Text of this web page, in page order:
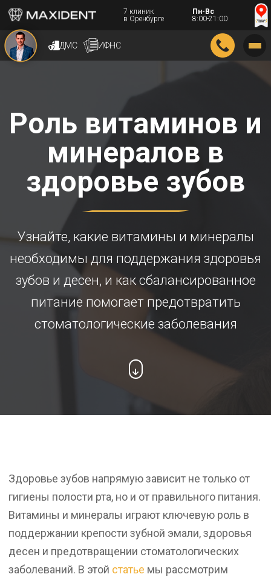
7 клиник
в Оренбурге
Пн-Вс
8:00-21:00
ИФНС
ДМС
Роль витаминов и
минералов в
здоровье зубов
Узнайте, какие витамины и минералы
необходимы для поддержания здоровья
зубов и десен, и как сбалансированное
питание помогает предотвратить
стоматологические заболевания
Здоровье зубов напрямую зависит не только от
гигиены полости рта, но и от правильного питания.
Витамины и минералы играют ключевую роль в
поддержании крепости зубной эмали, здоровья
десен и предотвращении стоматологических
заболеваний. В этой статье мы рассмотрим